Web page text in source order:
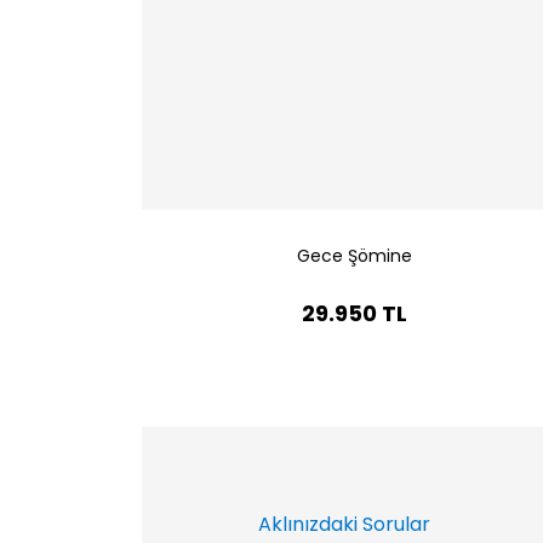
Gece Şömine
29.950 TL
Aklınızdaki Sorular